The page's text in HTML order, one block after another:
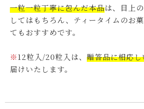
一粒一粒丁寧に包んだ本品は、目上
してはもちろん、ティータイムのお
てもおすすめです。
※12粒入/20粒入は、 贈答品に相応
届けいたします。